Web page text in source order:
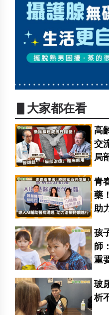
▋大家都在看
高
交
局
青
藥
助
孩
師
重
玻
析